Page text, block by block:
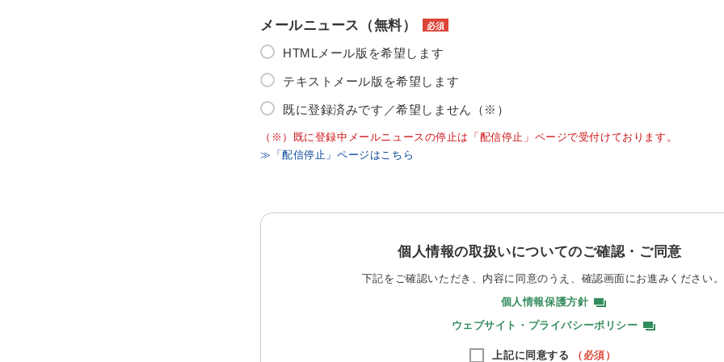
メールニュース（無料） 必須
HTMLメール版を希望します
テキストメール版を希望します
既に登録済みです／希望しません（※）
（※）既に登録中メールニュースの停止は「配信停止」ページで受付けております。
≫「配信停止」ページはこちら
個人情報の取扱いについてのご確認・ご同意
下記をご確認いただき、内容に同意のうえ、 確認画面にお進みください。
個人情報保護方針
ウェブサイト・プライバシーポリシー
上記に同意する （必須）